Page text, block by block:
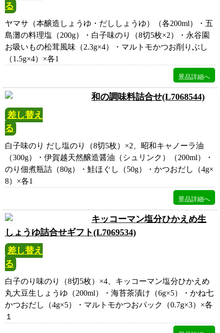
る
ヤマサ（本醸造しょうゆ・だししょうゆ）（各200ml）・五
島灘の料理塩（200g）・白子味のり（8切5枚×2）・永谷園
お吸いもの松茸風味（2.3g×4）・マルトモかつお削りぶし
（1.5g×4）×各1
和の調味料詰合せ(L7068544)
差し替え
る
白子味のり だし塩のり（8切5枚）×2、昭和キャノーラ油
（300g）・伊賀越天然醸造醤油（シュリンク）（200ml）・
のり佃煮瓶詰（80g）・鮭ほぐし（50g）・かつおだし（4g×
8）×各1
キッコーマン塩分ひかえめ生
しょうゆ詰合せギフト(L7069534)
差し替え
る
白子のり味のり（8切5枚）×4、キッコーマン塩分ひかえめ
丸大豆生しょうゆ（200ml）・海苔茶漬け（6g×5）・かね七
かつおだし（4g×5）・マルトモかつおパック（0.7g×3）×各
１